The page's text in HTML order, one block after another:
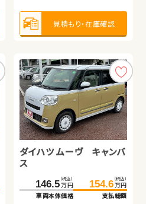
見積もり・在庫確認
ダイハツ ムーヴ キャンバ
ス
146.5 （税込）
万円
車両本体価格
154.6 （税込）
万円
支払総額
見積もり・在庫確認
スズキ ワゴンＲ スティン
グレー
45.0 （税込）
万円
車両本体価格
53.4 （税込）
万円
支払総額
排気 1,000cc 整備 法定整備付
トヨタ アルファード ハイ
ブリッド